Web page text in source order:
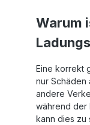
Warum
Eine korrekt
nur Schäden
andere
während der
kann dies zu